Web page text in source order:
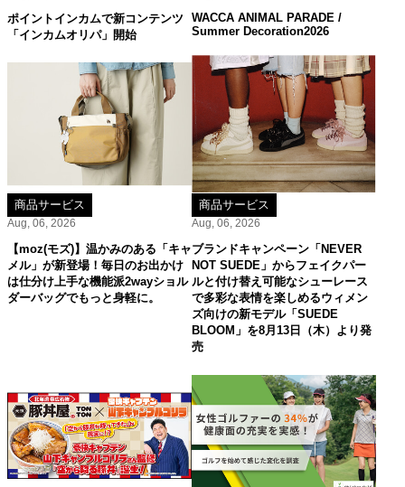
ポイントインカムで新コンテンツ
「インカムオリパ」開始
WACCA ANIMAL PARADE /
Summer Decoration2026
商品サービス
Aug, 06, 2026
【moz(モズ)】温かみのある「キャ
メル」が新登場！毎日のお出かけ
は仕分け上手な機能派2wayショル
ダーバッグでもっと身軽に。
商品サービス
Aug, 06, 2026
ブランドキャンペーン「NEVER
NOT SUEDE」からフェイクパー
ルと付け替え可能なシューレース
で多彩な表情を楽しめるウィメン
ズ向けの新モデル「SUEDE
BLOOM」を8月13日（木）より発
売